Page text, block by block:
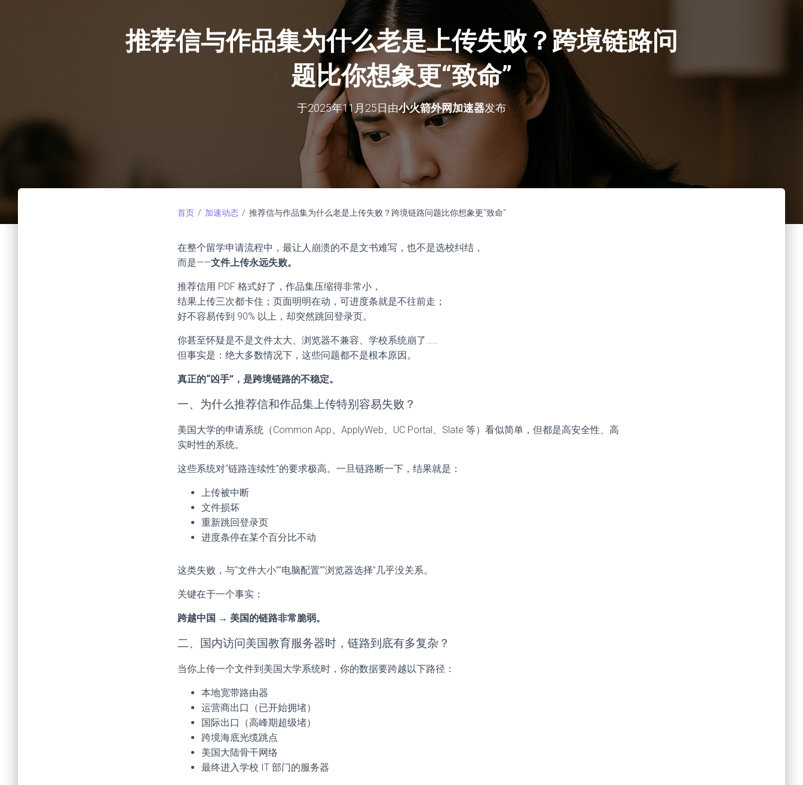
推荐信与作品集为什么老是上传失败？跨境链路问
题比你想象更“致命”
于2025年11月25日由小火箭外网加速器发布
首页 / 加速动态 / 推荐信与作品集为什么老是上传失败？跨境链路问题比你想象更“致命”
在整个留学申请流程中，最让人崩溃的不是文书难写，也不是选校纠结，
而是——文件上传永远失败。
推荐信用 PDF 格式好了，作品集压缩得非常小，
结果上传三次都卡住；页面明明在动，可进度条就是不往前走；
好不容易传到 90% 以上，却突然跳回登录页。
你甚至怀疑是不是文件太大、浏览器不兼容、学校系统崩了……
但事实是：绝大多数情况下，这些问题都不是根本原因。
真正的“凶手”，是跨境链路的不稳定。
一、为什么推荐信和作品集上传特别容易失败？
美国大学的申请系统（Common App、ApplyWeb、UC Portal、Slate 等）看似简单，但都是高安全性、高
实时性的系统。
这些系统对“链路连续性”的要求极高。一旦链路断一下，结果就是：
上传被中断
文件损坏
重新跳回登录页
进度条停在某个百分比不动
这类失败，与“文件大小”“电脑配置”“浏览器选择”几乎没关系。
关键在于一个事实：
跨越中国 → 美国的链路非常脆弱。
二、国内访问美国教育服务器时，链路到底有多复杂？
当你上传一个文件到美国大学系统时，你的数据要跨越以下路径：
本地宽带路由器
运营商出口（已开始拥堵）
国际出口（高峰期超级堵）
跨境海底光缆跳点
美国大陆骨干网络
最终进入学校 IT 部门的服务器